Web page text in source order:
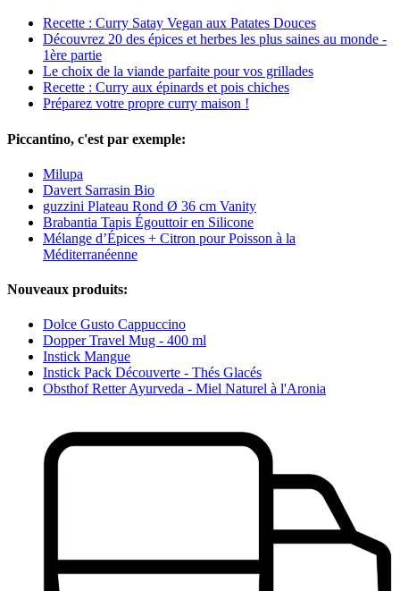
Recette : Curry Satay Vegan aux Patates Douces
Découvrez 20 des épices et herbes les plus saines au monde -
1ère partie
Le choix de la viande parfaite pour vos grillades
Recette : Curry aux épinards et pois chiches
Préparez votre propre curry maison !
Piccantino, c'est par exemple:
Milupa
Davert Sarrasin Bio
guzzini Plateau Rond Ø 36 cm Vanity
Brabantia Tapis Égouttoir en Silicone
Mélange d’Épices + Citron pour Poisson à la
Méditerranéenne
Nouveaux produits:
Dolce Gusto Cappuccino
Dopper Travel Mug - 400 ml
Instick Mangue
Instick Pack Découverte - Thés Glacés
Obsthof Retter Ayurveda - Miel Naturel à l'Aronia